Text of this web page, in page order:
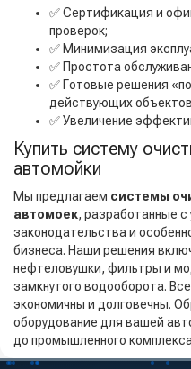
✅ Сертификация и
проверок;
✅ Минимизация
✅ Простота
✅ Готовые решения
действующих
✅ Увеличение
Купить систему
автомойки
Мы предлагаем системы
автомоек, разработанные
законодательства и
бизнеса. Наши решения
нефтеловушки, фильтры и
замкнутого водооборота.
экономичны и долговечны.
оборудование для вашей
до промышленного